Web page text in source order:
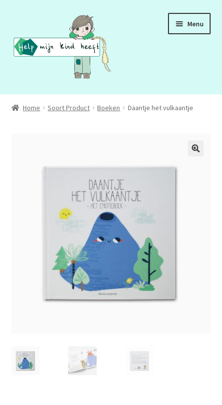
naar
navigatie
de
inhoud
Menu
ADD
SCHOLEN
BLOG
Home Soort Product Boeken Daantje het vulkaantje